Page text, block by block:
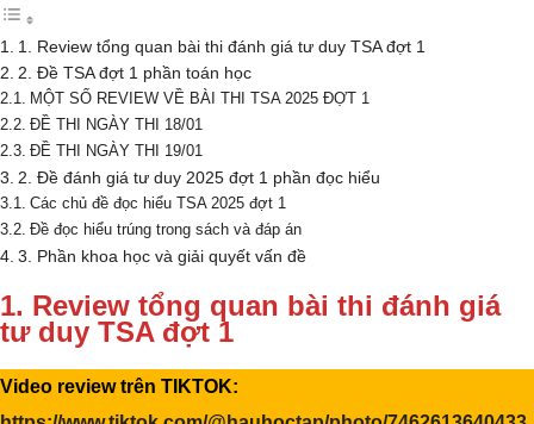
1. Review tổng quan bài thi đánh giá tư duy TSA đợt 1
2. Đề TSA đợt 1 phần toán học
MỘT SỐ REVIEW VỀ BÀI THI TSA 2025 ĐỢT 1
ĐỀ THI NGÀY THI 18/01
ĐỀ THI NGÀY THI 19/01
2. Đề đánh giá tư duy 2025 đợt 1 phần đọc hiểu
Các chủ đề đọc hiểu TSA 2025 đợt 1
Đề đọc hiểu trúng trong sách và đáp án
3. Phần khoa học và giải quyết vấn đề
1. Review tổng quan bài thi đánh giá
tư duy TSA đợt 1
Video review trên TIKTOK: